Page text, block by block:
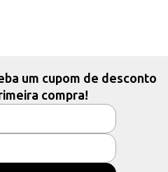
um cupom de desconto
compra!